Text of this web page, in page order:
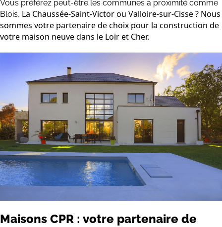
Vous préférez peut-être les communes à proximité comme
Blois, La Chaussée-Saint-Victorou Valloire-sur-Cisse? Nous
sommes votre partenaire de choix pour la construction de
votre maison neuve dans le Loir et Cher.
Maisons CPR : votre partenaire de